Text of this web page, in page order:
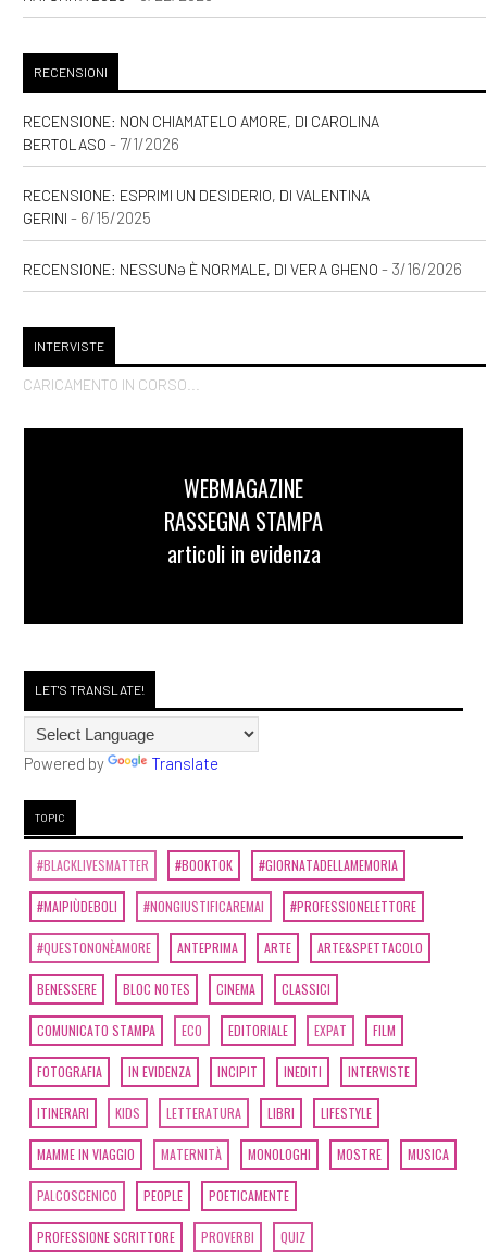
RECENSIONI
RECENSIONE: NON CHIAMATELO AMORE, DI CAROLINA
BERTOLASO - 7/1/2026
RECENSIONE: ESPRIMI UN DESIDERIO, DI VALENTINA
GERINI - 6/15/2025
RECENSIONE: NESSUNƏ È NORMALE, DI VERA GHENO - 3/16/2026
INTERVISTE
CARICAMENTO IN CORSO...
WEBMAGAZINE
RASSEGNA STAMPA
articoli in evidenza
LET'S TRANSLATE!
Powered by Translate
TOPIC
#BLACKLIVESMATTER #BOOKTOK #GIORNATADELLAMEMORIA
#MAIPIÙDEBOLI #NONGIUSTIFICAREMAI #PROFESSIONELETTORE
#QUESTONONÈAMORE ANTEPRIMA ARTE ARTE&SPETTACOLO
BENESSERE BLOC NOTES CINEMA CLASSICI
COMUNICATO STAMPA ECO EDITORIALE EXPAT FILM
FOTOGRAFIA IN EVIDENZA INCIPIT INEDITI INTERVISTE
ITINERARI KIDS LETTERATURA LIBRI LIFESTYLE
MAMME IN VIAGGIO MATERNITÀ MONOLOGHI MOSTRE MUSICA
PALCOSCENICO PEOPLE POETICAMENTE
PROFESSIONE SCRITTORE PROVERBI QUIZ